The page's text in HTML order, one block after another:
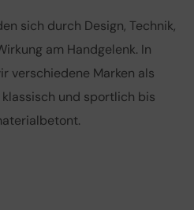
sich durch Design, Technik,
am Handgelenk. In
verschiedene Marken als
und sportlich bis